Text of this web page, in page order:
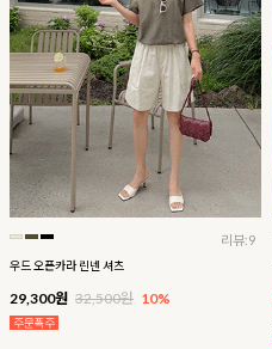
리뷰:9
우드 오픈카라 린넨 셔츠
29,300원 32,500원 10%